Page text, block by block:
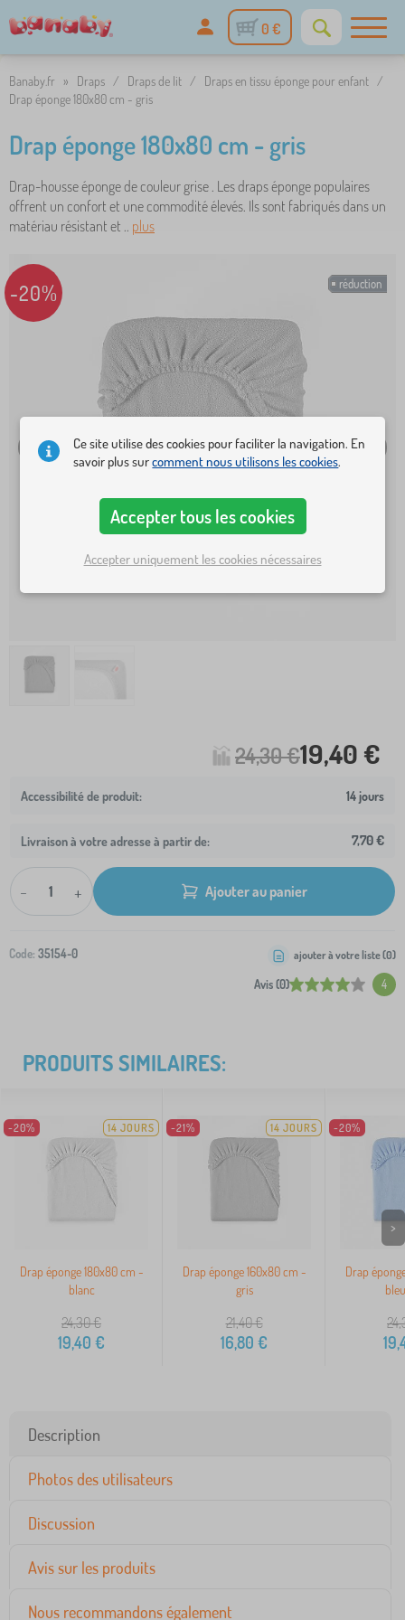
0 €
Banaby.fr » Draps / Draps de lit / Draps en tissu éponge pour enfant /
Drap éponge 180x80 cm - gris
Drap éponge 180x80 cm - gris
Drap-housse éponge de couleur grise . Les draps éponge populaires
offrent un confort et une commodité élevés. Ils sont fabriqués dans un
matériau résistant et .. plus
réduction
-20%
24,30 €19,40 €
14 jours
Livraison à votre adresse à partir de: 7,70 €
- + Ajouter au panier
Code: 35154-0
Avis (0) 4
ajouter à votre liste (0)
PRODUITS SIMILAIRES:
-20% 14 JOURS
Drap éponge 180x80 cm -
blanc
24,30€
19,40 €
-21% 14 JOURS
Drap éponge 160x80 cm -
gris
21,40€
16,80 €
-20%
Drap
>
Description
Photos des utilisateurs
Discussion
Avis sur les produits
Nous recommandons également
Ce site utilise des cookies pour faciliter la navigation. En
savoir plus surcomment nous utilisons les cookies.
Accepter tous les cookies
Accepter uniquement les cookies nécessaires